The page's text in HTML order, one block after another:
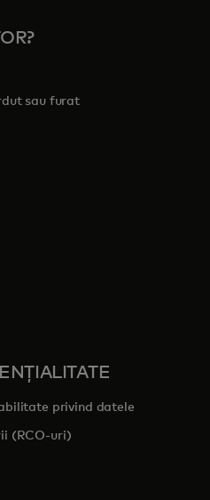
sau furat
a new tab
privind datele
(RCO-uri)
tab